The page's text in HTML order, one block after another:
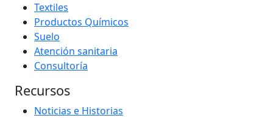
Textiles
Productos Químicos
Suelo
Atención sanitaria
Consultoría
Recursos
Noticias e Historias